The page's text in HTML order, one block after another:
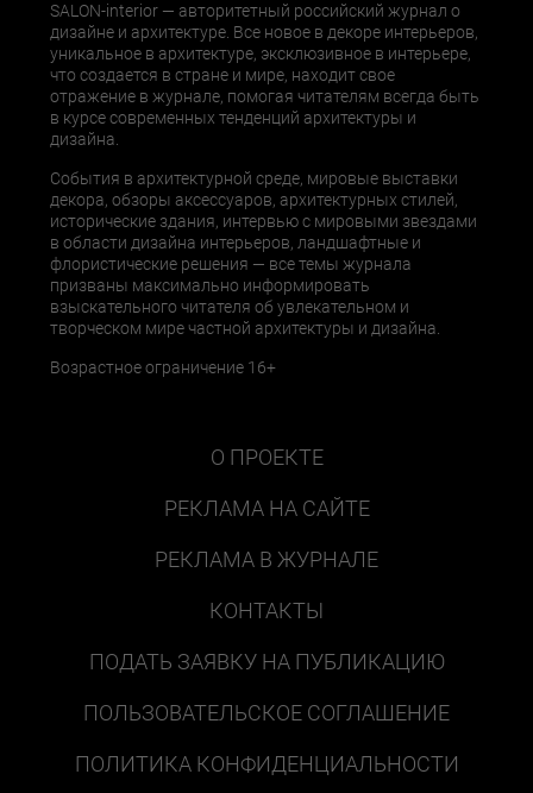
SALON-interior — авторитетный российский журнал о
дизайне и архитектуре. Все новое в декоре интерьеров,
уникальное в архитектуре, эксклюзивное в интерьере,
что создается в стране и мире, находит свое
отражение в журнале, помогая читателям всегда быть
в курсе современных тенденций архитектуры и
дизайна.
События в архитектурной среде, мировые выставки
декора, обзоры аксессуаров, архитектурных стилей,
исторические здания, интервью с мировыми звездами
в области дизайна интерьеров, ландшафтные и
флористические решения — все темы журнала
призваны максимально информировать
взыскательного читателя об увлекательном и
творческом мире частной архитектуры и дизайна.
Возрастное ограничение 16+
О ПРОЕКТЕ
РЕКЛАМА НА САЙТЕ
РЕКЛАМА В ЖУРНАЛЕ
КОНТАКТЫ
ПОДАТЬ ЗАЯВКУ НА ПУБЛИКАЦИЮ
ПОЛЬЗОВАТЕЛЬСКОЕ СОГЛАШЕНИЕ
ПОЛИТИКА КОНФИДЕНЦИАЛЬНОСТИ